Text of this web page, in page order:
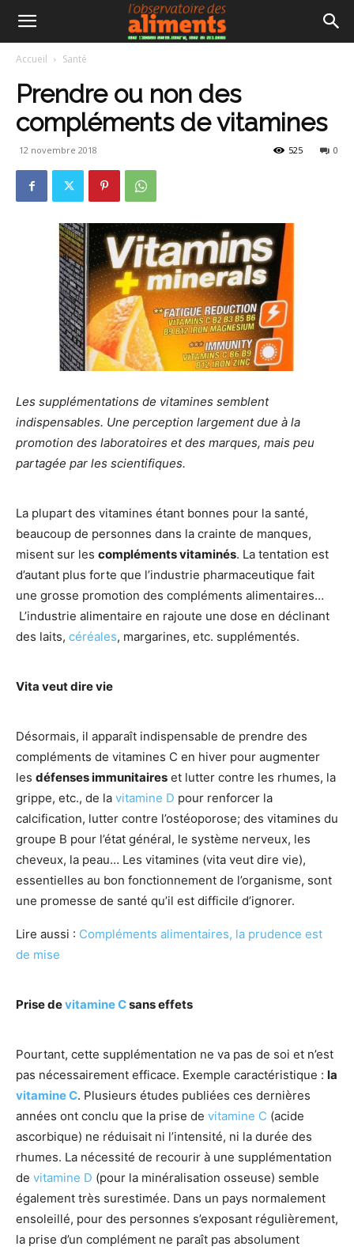
Accueil Santé
Prendre ou non des
compléments de vitamines
12 novembre 2018 0
525
Les supplémentations de vitamines semblent
indispensables. Une perception largement due à la
promotion des laboratoires et des marques, mais peu
partagée par les scientifiques.
La plupart des vitamines étant bonnes pour la santé,
beaucoup de personnes dans la crainte de manques,
misent sur les compléments vitaminés. La tentation est
d’autant plus forte que l’industrie pharmaceutique fait
une grosse promotion des compléments alimentaires…
L’industrie alimentaire en rajoute une dose en déclinant
des laits, céréales, margarines, etc. supplémentés.
Vita veut dire vie
Désormais, il apparaît indispensable de prendre des
compléments de vitamines C en hiver pour augmenter
les défenses immunitaires et lutter contre les rhumes, la
grippe, etc., de la vitamine D pour renforcer la
calcification, lutter contre l’ostéoporose; des vitamines du
groupe B pour l’état général, le système nerveux, les
cheveux, la peau… Les vitamines (vita veut dire vie),
essentielles au bon fonctionnement de l’organisme, sont
une promesse de santé qu’il est difficile d’ignorer.
Lire aussi : Compléments alimentaires, la prudence est
de mise
Prise devitamine Csans effets
Pourtant, cette supplémentation ne va pas de soi et n’est
pas nécessairement efficace. Exemple caractéristique : la
vitamine C. Plusieurs études publiées ces dernières
années ont conclu que la prise de vitamine C (acide
ascorbique) ne réduisait ni l’intensité, ni la durée des
rhumes. La nécessité de recourir à une supplémentation
de vitamine D (pour la minéralisation osseuse) semble
également très surestimée. Dans un pays normalement
ensoleillé, pour des personnes s’exposant régulièrement,
la prise d’un complément ne paraît pas absolument